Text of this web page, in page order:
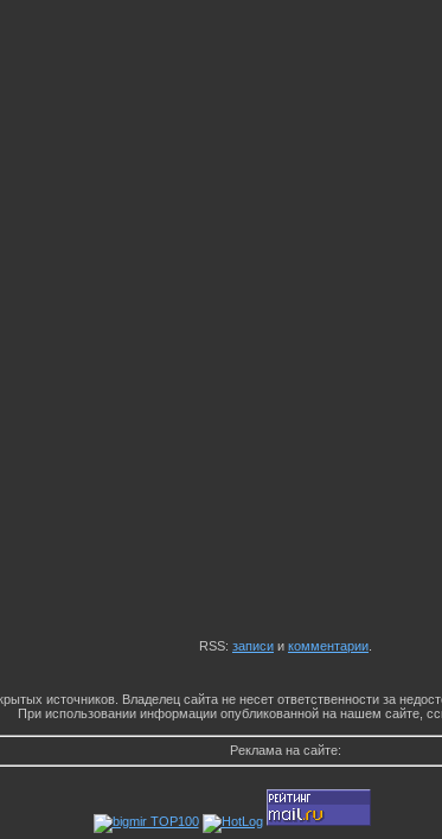
RSS: записи и комментарии
источников. Владелец сайта не несет ответственности за
При использовании информации опубликованной на нашем сайте,
Реклама на сайте: